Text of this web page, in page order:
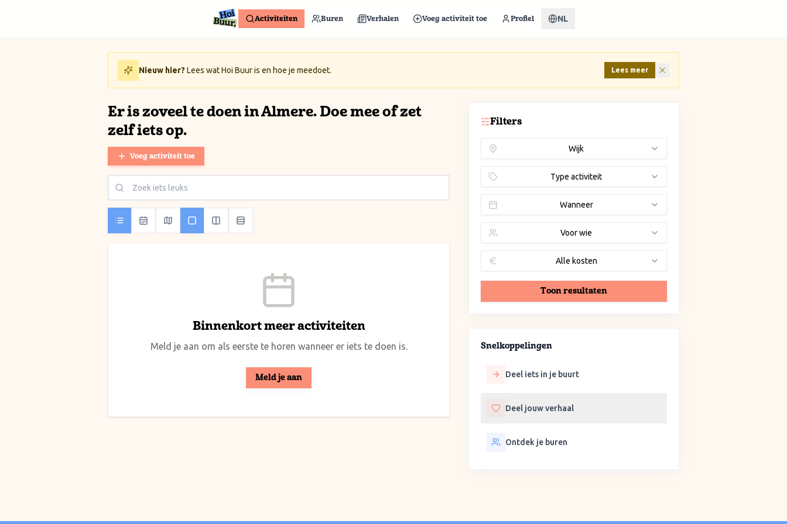
Activiteiten Buren Verhalen Voeg activiteit toe Profiel NL
Nieuw hier? Lees wat Hoi Buur is en hoe je meedoet. Lees meer
Er is zoveel te doen in Almere. Doe mee of zet
zelf iets op.
Voeg activiteit toe
Binnenkort meer activiteiten
Meld je aan om als eerste te horen wanneer er iets te doen is.
Meld je aan
Filters
Wijk
Type activiteit
Wanneer
Voor wie
Alle kosten
Toon resultaten
Snelkoppelingen
Deel iets in je buurt
Deel jouw verhaal
Ontdek je buren